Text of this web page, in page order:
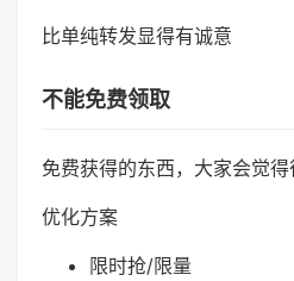
比单纯转发显得有诚意
不能免费领取
免费获得的东西，大家会觉得
优化方案
限时抢/限量